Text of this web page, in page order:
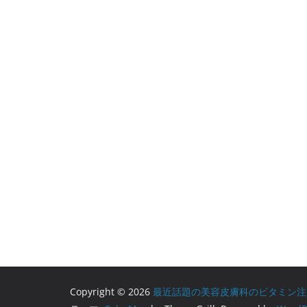
Copyright © 2026 最近話題の美容皮膚科のビタミン